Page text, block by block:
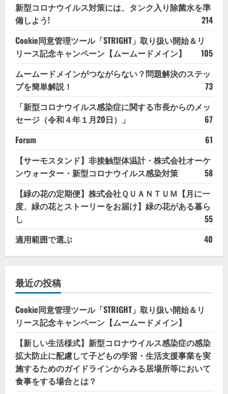
新型コロナウイルス対策には、タンク入り除菌水を準
備しよう!
214
Cookie同意管理ツール「STRIGHT」取り扱い開始＆リ
リース記念キャンペーン【ムームードメイン】
105
ムームードメインがつながらない？問題解決のステッ
プを簡単解説！
73
「新型コロナウイルス感染症に関する市長からのメッ
セージ（令和４年１月20日）」
67
Forum
61
【サーモスタンド】非接触型体温計・株式会社オーケ
ンウォーター・新型コロナウイルス感染対策
58
【緑の花の定期便】株式会社ＱＵＡＮＴＵＭ【月に一
度、緑の花とストーリーをお届け】緑の花がある暮ら
し
55
適用範囲で選ぶ
40
最近の投稿
Cookie同意管理ツール「STRIGHT」取り扱い開始＆リ
リース記念キャンペーン【ムームードメイン】
【新しい生活様式】新型コロナウイルス感染症の感染
拡大防止に配慮して子どもの学習・生活支援事業を実
施するためのガイドラインからみる居場所等において
食事をする場合とは？